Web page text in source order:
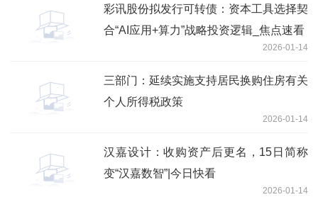
彩讯股份拟发行可转债：资本工具选择契
合“AI应用+算力”战略投资逻辑_焦点速看
2026-01-14
三部门：延续实施支持居民换购住房有关
个人所得税政策
2026-01-14
汉嘉设计：收购资产后更名，15日简称
变“汉嘉数智”|今日快看
2026-01-14